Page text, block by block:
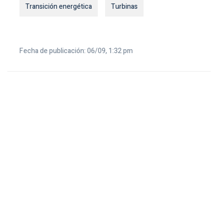
Transición energética Turbinas
Fecha de publicación: 06/09, 1:32 pm